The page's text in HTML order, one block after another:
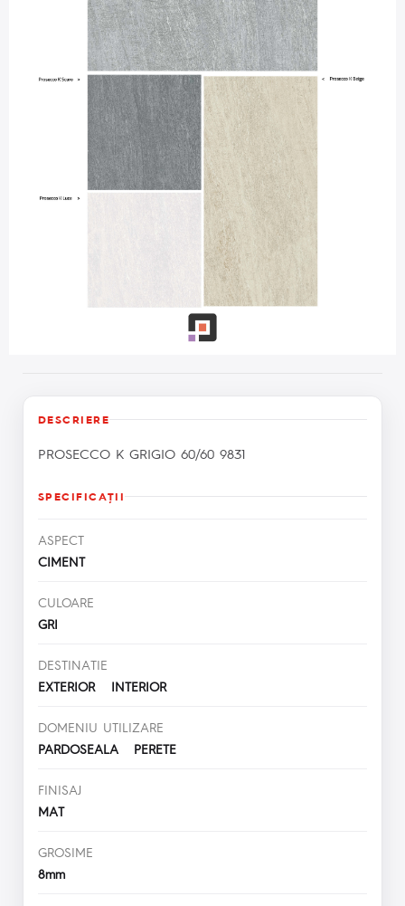
DESCRIERE
PROSECCO K GRIGIO 60/60 9831
SPECIFICAŢII
ASPECT
CIMENT
CULOARE
GRI
DESTINATIE
EXTERIOR INTERIOR
DOMENIU UTILIZARE
PARDOSEALA PERETE
FINISAJ
MAT
GROSIME
8mm